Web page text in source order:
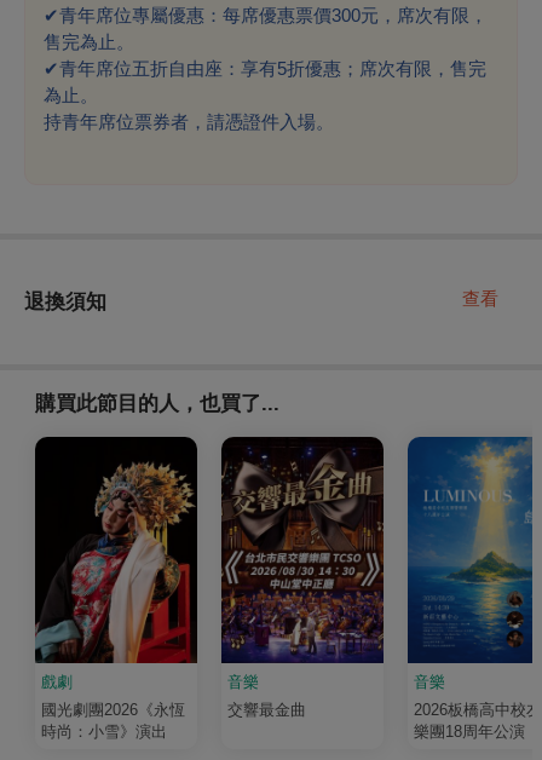
✔青年席位專屬優惠：每席優惠票價300元，席次有限，
售完為止。
✔青年席位五折自由座：享有5折優惠；席次有限，售完
為止。
持青年席位票券者，請憑證件入場。
退換須知 查看
購買此節目的人，也買了...
戲劇
國光劇團2026《永恆
時尚：小雪》演出
音樂
交響最金曲
音樂
2026板橋高中校
樂團18周年公演